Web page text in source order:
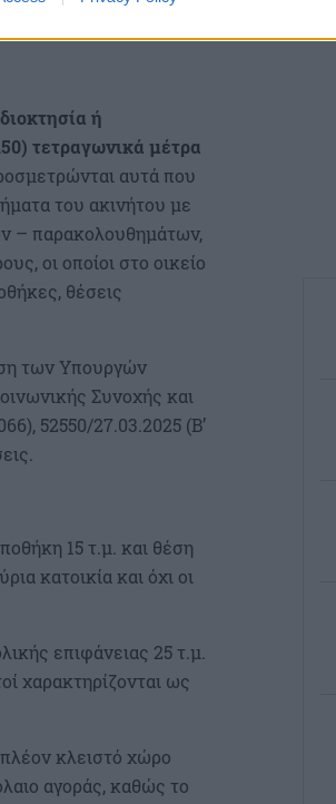
ή
τετραγωνικά μέτρα
αυτά που
του ακινήτου με
– παρακολουθημάτων,
οι οποίοι στο οικείο
θέσεις
των Υπουργών
Συνοχής και
52550/27.03.2025 (Β’
15 τ.μ. και θέση
κατοικία και όχι οι
επιφάνειας 25 τ.μ.
χαρακτηρίζονται ως
κλειστό χώρο
αγοράς, καθώς το